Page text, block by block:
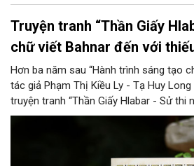
Truyện tranh “Thần Giấy
chữ viết Bahnar đến với
Hơn ba năm sau “Hành trình sáng tạo
tác giả Phạm Thị Kiều Ly - Tạ Huy
truyện tranh “Thần Giấy Hlabar - Sử thi
Tác phẩm được chuyển thể từ một
lịch sử chữ viết Bahnar, qua đó góp